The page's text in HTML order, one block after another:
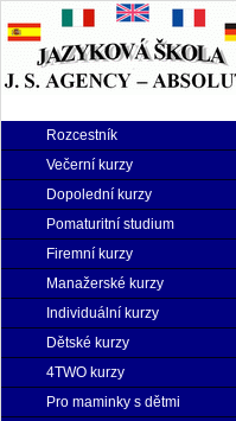
Rozcestník
Večerní kurzy
Dopolední kurzy
Pomaturitní studium
Firemní kurzy
Manažerské kurzy
Individuální kurzy
Dětské kurzy
4TWO kurzy
Pro maminky s dětmi